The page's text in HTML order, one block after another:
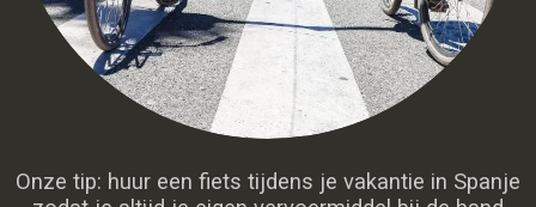
Onze tip: huur een fiets tijdens je vakantie in Spanje